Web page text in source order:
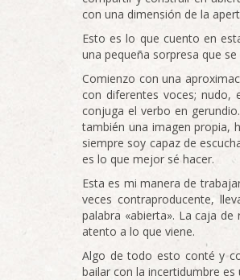
con una dimensión de la
Esto es lo que cuento en
una pequeña sorpresa que
Comienzo con una
con diferentes voces; nudo,
conjuga el verbo en
también una imagen propia,
siempre soy capaz de
es lo que mejor sé hacer.
Esta es mi manera de
veces contraproducente,
palabra «abierta». La caja
atento a lo que viene.
Algo de todo esto conté y
bailar con la incertidumbre